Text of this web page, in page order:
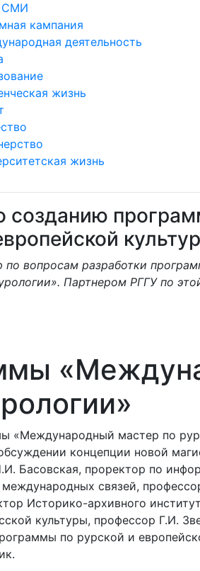
СМИ
кампания
деятельность
жизнь
жизнь
созданию
по вопросам разработки
Партнером РГГУ по
«Международный мастер по
концепции новой
Басовская, проректор по
связей,
Историко-архивного
культуры, профессор Г.И.
по рурской и